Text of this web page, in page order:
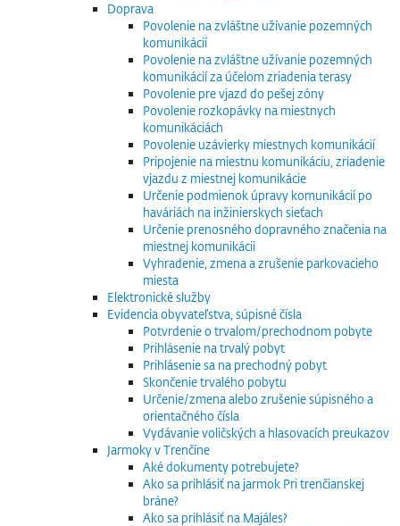
Doprava
Povolenie na zvláštne užívanie pozemných
komunikácií
Povolenie na zvláštne užívanie pozemných
komunikácií za účelom zriadenia terasy
Povolenie pre vjazd do pešej zóny
Povolenie rozkopávky na miestnych
komunikáciách
Povolenie uzávierky miestnych komunikácií
Pripojenie na miestnu komunikáciu, zriadenie
vjazdu z miestnej komunikácie
Určenie podmienok úpravy komunikácií po
haváriách na inžinierskych sieťach
Určenie prenosného dopravného značenia na
miestnej komunikácii
Vyhradenie, zmena a zrušenie parkovacieho
miesta
Elektronické služby
Evidencia obyvateľstva, súpisné čísla
Potvrdenie o trvalom/prechodnom pobyte
Prihlásenie na trvalý pobyt
Prihlásenie sa na prechodný pobyt
Skončenie trvalého pobytu
Určenie/zmena alebo zrušenie súpisného a
orientačného čísla
Vydávanie voličských a hlasovacích preukazov
Jarmoky v Trenčíne
Aké dokumenty potrebujete?
Ako sa prihlásiť na jarmok Pri trenčianskej
bráne?
Ako sa prihlásiť na Majáles?